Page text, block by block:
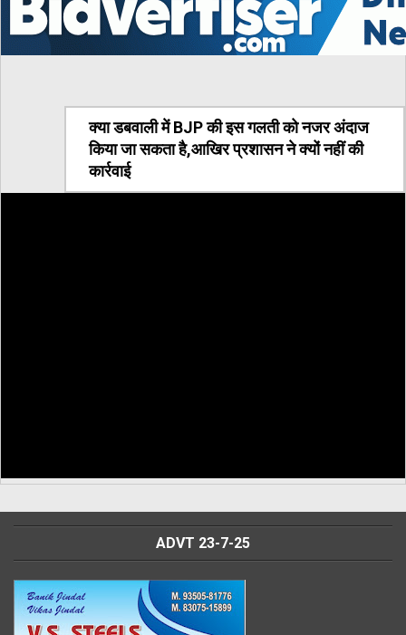
क्या डबवाली में BJP की इस गलती को नजर अंदाज
किया जा सकता है,आखिर प्रशासन ने क्यों नहीं की
कार्रवाई
ADVT 23-7-25